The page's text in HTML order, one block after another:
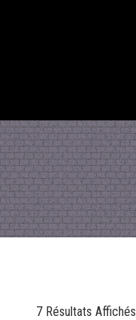
7 Résultats Affichés